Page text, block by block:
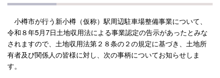
小樽市が行う新小樽（仮称）駅周辺駐車場整備事業について、
令和８年5月7日土地収用法による事業認定の告示があったとみな
されますので、土地収用法第２８条の２の規定に基づき、土地所
有者及び関係人の皆様に対し、次の事柄についてお知らせしま
す。